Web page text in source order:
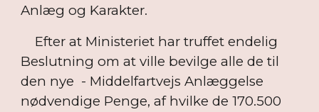
Anlæg og Karakter.
Efter at Ministeriet har truffet endelig
Beslutning om at ville bevilge alle de til
den nye - Middelfartvejs Anlæggelse
nødvendige Penge, af hvilke de 170.500